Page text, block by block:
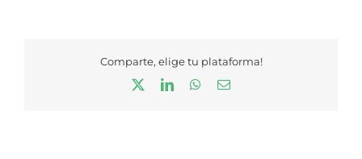
Comparte, elige tu plataforma!
LinkedInWhatsApp
Correo